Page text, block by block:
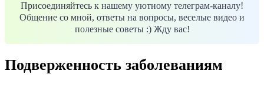
Присоединяйтесь к нашему уютному телеграм-каналу!
Общение со мной, ответы на вопросы, веселые видео и
полезные советы :) Жду вас!
Подверженность заболеваниям